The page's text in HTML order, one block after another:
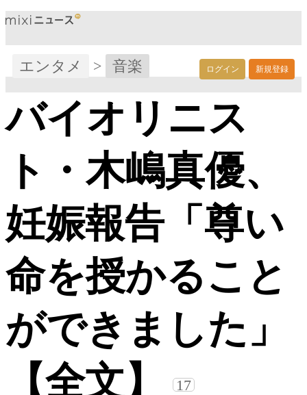
ログイン 新規登録
エンタメ > 音楽
バイオリニス
ト・木嶋真優、
妊娠報告「尊い
命を授かること
ができました」
【全文】
17